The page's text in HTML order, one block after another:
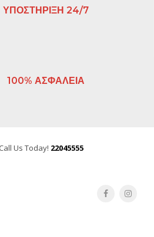
ΥΠΟΣΤΗΡΙΞΗ 24/7
100% ΑΣΦΑΛΕΙΑ
Us Today! 22045555